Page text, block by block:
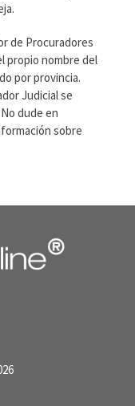
de Procuradores
propio nombre del
por provincia.
Judicial se
dude en
sobre